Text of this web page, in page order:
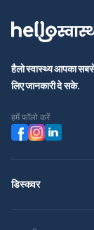
हैलो स्वास्थ्य आपका
लिए जानकारी दे सके.
हमें फॉलो करें
डिस्कवर